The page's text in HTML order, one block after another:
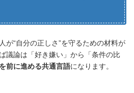
が“自分の正しさ”を守るための材料が
議論は「好き嫌い」から「条件の比
前に進める共通言語になります。